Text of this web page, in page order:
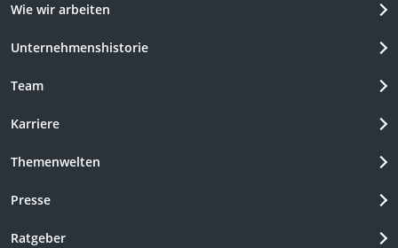
Wie wir arbeiten
Unternehmenshistorie
Team
Karriere
Themenwelten
Presse
Ratgeber